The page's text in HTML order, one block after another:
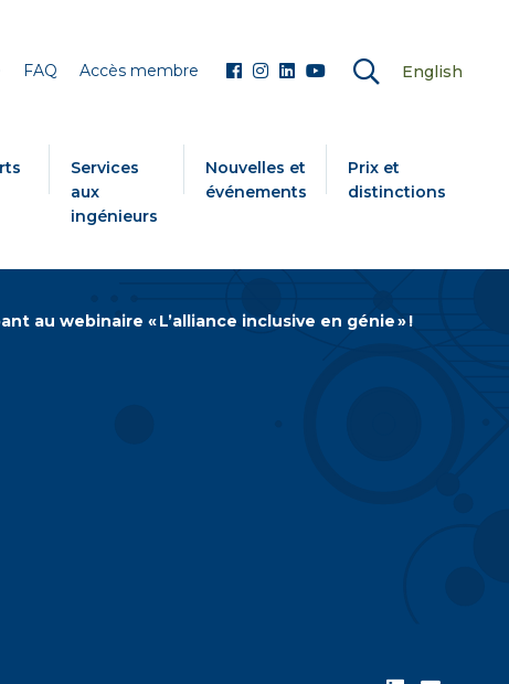
FAQ Accès membre English
Services
aux
ingénieurs
Nouvelles et
événements
Prix et
distinctions
au webinaire « L’alliance inclusive en génie » !